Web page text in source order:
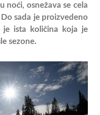
noći, osnežava se cela
sada je proizvedeno
je ista količina koja je
sezone.